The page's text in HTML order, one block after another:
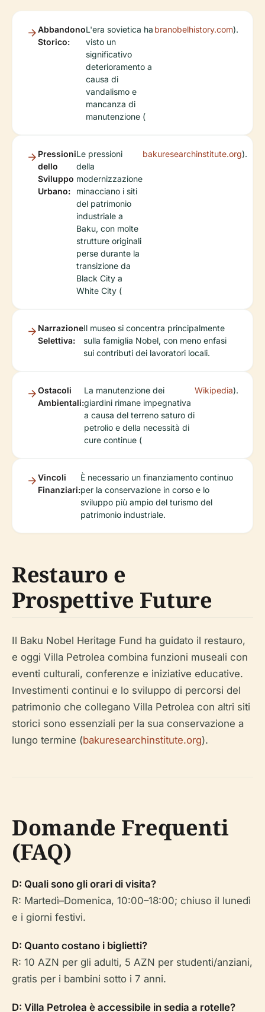
Abbandono
Storico:
L'era sovietica ha
visto un
significativo
deterioramento a
causa di
vandalismo e
mancanza di
manutenzione (
branobelhistory.com).
Pressioni
dello
Sviluppo
Urbano:
Le pressioni
della
modernizzazione
minacciano i siti
del patrimonio
industriale a
Baku, con molte
strutture originali
perse durante la
transizione da
Black City a
White City (
bakuresearchinstitute.org).
Narrazione
Selettiva:
Il museo si concentra principalmente
sulla famiglia Nobel, con meno enfasi
sui contributi dei lavoratori locali.
Ostacoli
Ambientali:
La manutenzione dei
giardini rimane impegnativa
a causa del terreno saturo di
petrolio e della necessità di
cure continue (
Wikipedia).
Vincoli
Finanziari:
È necessario un finanziamento continuo
per la conservazione in corso e lo
sviluppo più ampio del turismo del
patrimonio industriale.
Restauro e
Prospettive Future
Il Baku Nobel Heritage Fund ha guidato il restauro,
e oggi Villa Petrolea combina funzioni museali con
eventi culturali, conferenze e iniziative educative.
Investimenti continui e lo sviluppo di percorsi del
patrimonio che collegano Villa Petrolea con altri siti
storici sono essenziali per la sua conservazione a
lungo termine (bakuresearchinstitute.org).
Domande Frequenti
(FAQ)
D: Quali sono gli orari di visita?
R: Martedì–Domenica, 10:00–18:00; chiuso il lunedì
e i giorni festivi.
D: Quanto costano i biglietti?
R: 10 AZN per gli adulti, 5 AZN per studenti/anziani,
gratis per i bambini sotto i 7 anni.
D: Villa Petrolea è accessibile in sedia a rotelle?